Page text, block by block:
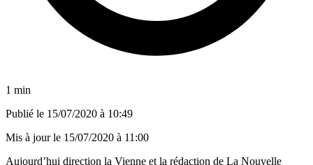
1 min
Publié le 15/07/2020 à 10:49
Mis à jour le 15/07/2020 à 11:00
Aujourd’hui direction la Vienne et la rédaction de La Nouvelle